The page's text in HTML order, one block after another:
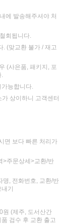
에 발송해주셔야 처
회됩니다.
. (맞교환 불가 / 재고
(사은품, 패키지, 포
가능합니다.
상이하니 고객센터
면 보다 빠른 처리가
>주문상세>교환/반
명, 전화번호, 교환/반
기
원 (제주, 도서산간
검수 후 교환 출고